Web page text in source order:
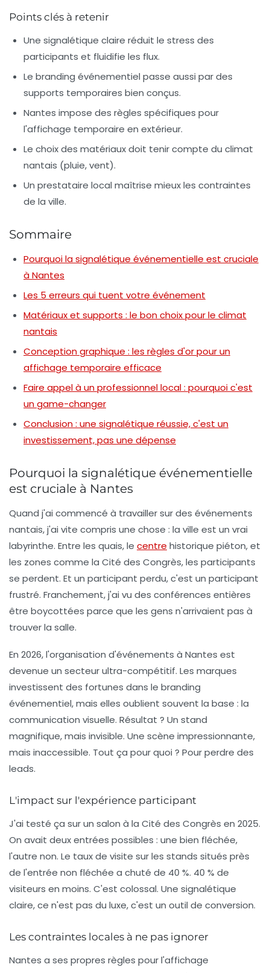
Points clés à retenir
Une signalétique claire réduit le stress des
participants et fluidifie les flux.
Le branding événementiel passe aussi par des
supports temporaires bien conçus.
Nantes impose des règles spécifiques pour
l'affichage temporaire en extérieur.
Le choix des matériaux doit tenir compte du climat
nantais (pluie, vent).
Un prestataire local maîtrise mieux les contraintes
de la ville.
Sommaire
Pourquoi la signalétique événementielle est cruciale
à Nantes
Les 5 erreurs qui tuent votre événement
Matériaux et supports : le bon choix pour le climat
nantais
Conception graphique : les règles d'or pour un
affichage temporaire efficace
Faire appel à un professionnel local : pourquoi c'est
un game-changer
Conclusion : une signalétique réussie, c'est un
investissement, pas une dépense
Pourquoi la signalétique événementielle
est cruciale à Nantes
Quand j'ai commencé à travailler sur des événements
nantais, j'ai vite compris une chose : la ville est un vrai
labyrinthe. Entre les quais, le centre historique piéton, et
les zones comme la Cité des Congrès, les participants
se perdent. Et un participant perdu, c'est un participant
frustré. Franchement, j'ai vu des conférences entières
être boycottées parce que les gens n'arrivaient pas à
trouver la salle.
En 2026, l'organisation d'événements à Nantes est
devenue un secteur ultra-compétitif. Les marques
investissent des fortunes dans le branding
événementiel, mais elles oublient souvent la base : la
communication visuelle. Résultat ? Un stand
magnifique, mais invisible. Une scène impressionnante,
mais inaccessible. Tout ça pour quoi ? Pour perdre des
leads.
L'impact sur l'expérience participant
J'ai testé ça sur un salon à la Cité des Congrès en 2025.
On avait deux entrées possibles : une bien fléchée,
l'autre non. Le taux de visite sur les stands situés près
de l'entrée non fléchée a chuté de 40 %. 40 % de
visiteurs en moins. C'est colossal. Une signalétique
claire, ce n'est pas du luxe, c'est un outil de conversion.
Les contraintes locales à ne pas ignorer
Nantes a ses propres règles pour l'affichage